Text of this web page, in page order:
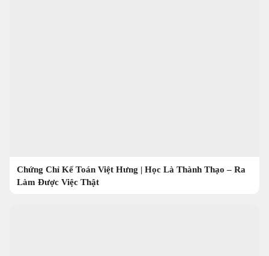
Chứng Chỉ Kế Toán Việt Hưng | Học Là Thành Thạo – Ra
Làm Được Việc Thật